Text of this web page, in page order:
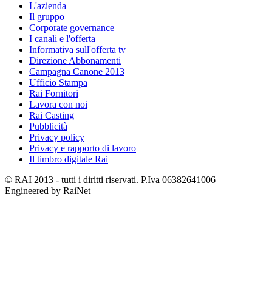
L'azienda
Il gruppo
Corporate governance
I canali e l'offerta
Informativa sull'offerta tv
Direzione Abbonamenti
Campagna Canone 2013
Ufficio Stampa
Rai Fornitori
Lavora con noi
Rai Casting
Pubblicità
Privacy policy
Privacy e rapporto di lavoro
Il timbro digitale Rai
© RAI 2013 - tutti i diritti riservati. P.Iva 06382641006
Engineered by RaiNet